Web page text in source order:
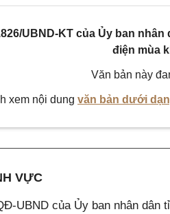
UBND-KT của Ủy ban
điện mùa
Văn bản này
xem nội dung văn bản dưới
VỰC
UBND của Ủy ban nhân dân